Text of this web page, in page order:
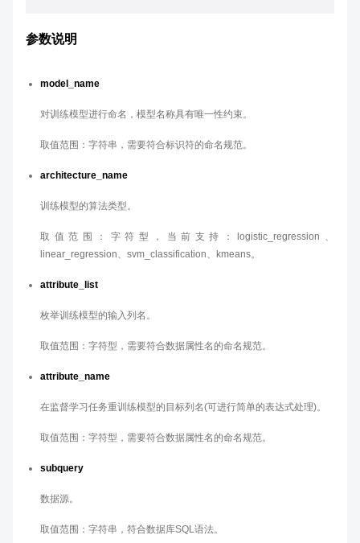
参数说明
model_name
对训练模型进行命名，模型名称具有唯一性约束。
取值范围：字符串，需要符合标识符的命名规范。
architecture_name
训练模型的算法类型。
取值范围：字符型，当前支持：logistic_regression、
linear_regression、svm_classification、kmeans。
attribute_list
枚举训练模型的输入列名。
取值范围：字符型，需要符合数据属性名的命名规范。
attribute_name
在监督学习任务重训练模型的目标列名(可进行简单的表达式处理)。
取值范围：字符型，需要符合数据属性名的命名规范。
subquery
数据源。
取值范围：字符串，符合数据库SQL语法。